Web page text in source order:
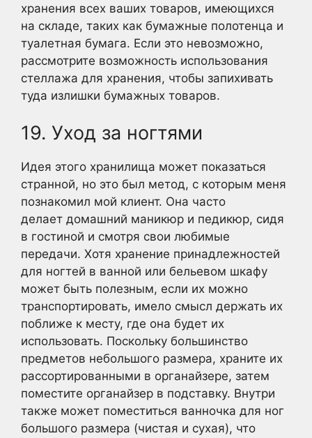
хранения всех ваших товаров, имеющихся
на складе, таких как бумажные полотенца и
туалетная бумага. Если это невозможно,
рассмотрите возможность использования
стеллажа для хранения, чтобы запихивать
туда излишки бумажных товаров.
19. Уход за ногтями
Идея этого хранилища может показаться
странной, но это был метод, с которым меня
познакомил мой клиент. Она часто
делает домашний маникюр и педикюр, сидя
в гостиной и смотря свои любимые
передачи. Хотя хранение принадлежностей
для ногтей в ванной или бельевом шкафу
может быть полезным, если их можно
транспортировать, имело смысл держать их
поближе к месту, где она будет их
использовать. Поскольку большинство
предметов небольшого размера, храните их
рассортированными в органайзере, затем
поместите органайзер в подставку. Внутри
также может поместиться ванночка для ног
большого размера (чистая и сухая), что